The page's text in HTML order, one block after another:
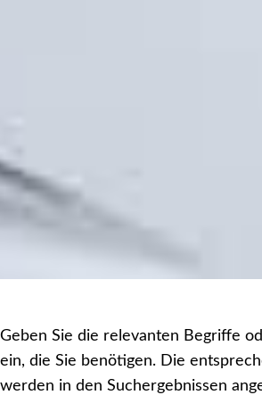
Geben Sie die relevanten Begriffe
ein, die Sie benötigen. Die
werden in den Suchergebnissen